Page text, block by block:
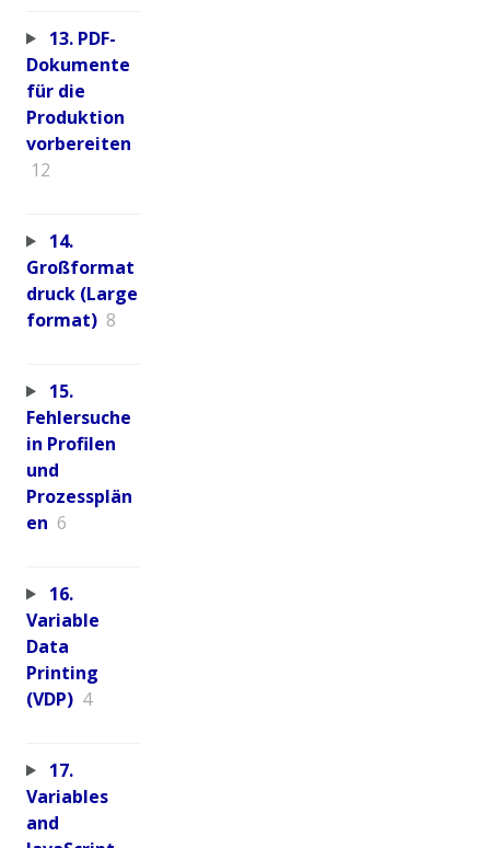
13. PDF-
Dokumente
für die
Produktion
vorbereiten
12
14.
Großformat
druck (Large
format) 8
15.
Fehlersuche
in Profilen
und
Prozessplän
en 6
16.
Variable
Data
Printing
(VDP) 4
17.
Variables
and